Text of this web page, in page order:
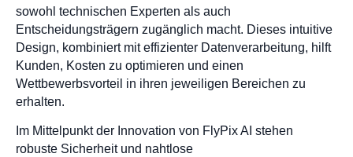
sowohl technischen Experten als auch
Entscheidungsträgern zugänglich macht. Dieses intuitive
Design, kombiniert mit effizienter Datenverarbeitung, hilft
Kunden, Kosten zu optimieren und einen
Wettbewerbsvorteil in ihren jeweiligen Bereichen zu
erhalten.
Im Mittelpunkt der Innovation von FlyPix AI stehen
robuste Sicherheit und nahtlose